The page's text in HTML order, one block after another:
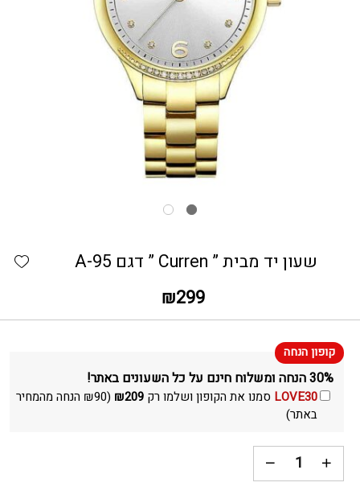
שעון יד מבית ” Curren ” דגם A-95
₪299
30% הנחה ומשלוח חינם על כל השעונים באתר!
LOVE30 סמנו את הקופון ושלמו רק ₪209
(
₪90
הנחה מהמחיר
באתר)